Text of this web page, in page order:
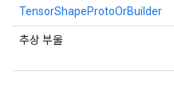
TensorShapeProtoOrBuilder
추상 부울